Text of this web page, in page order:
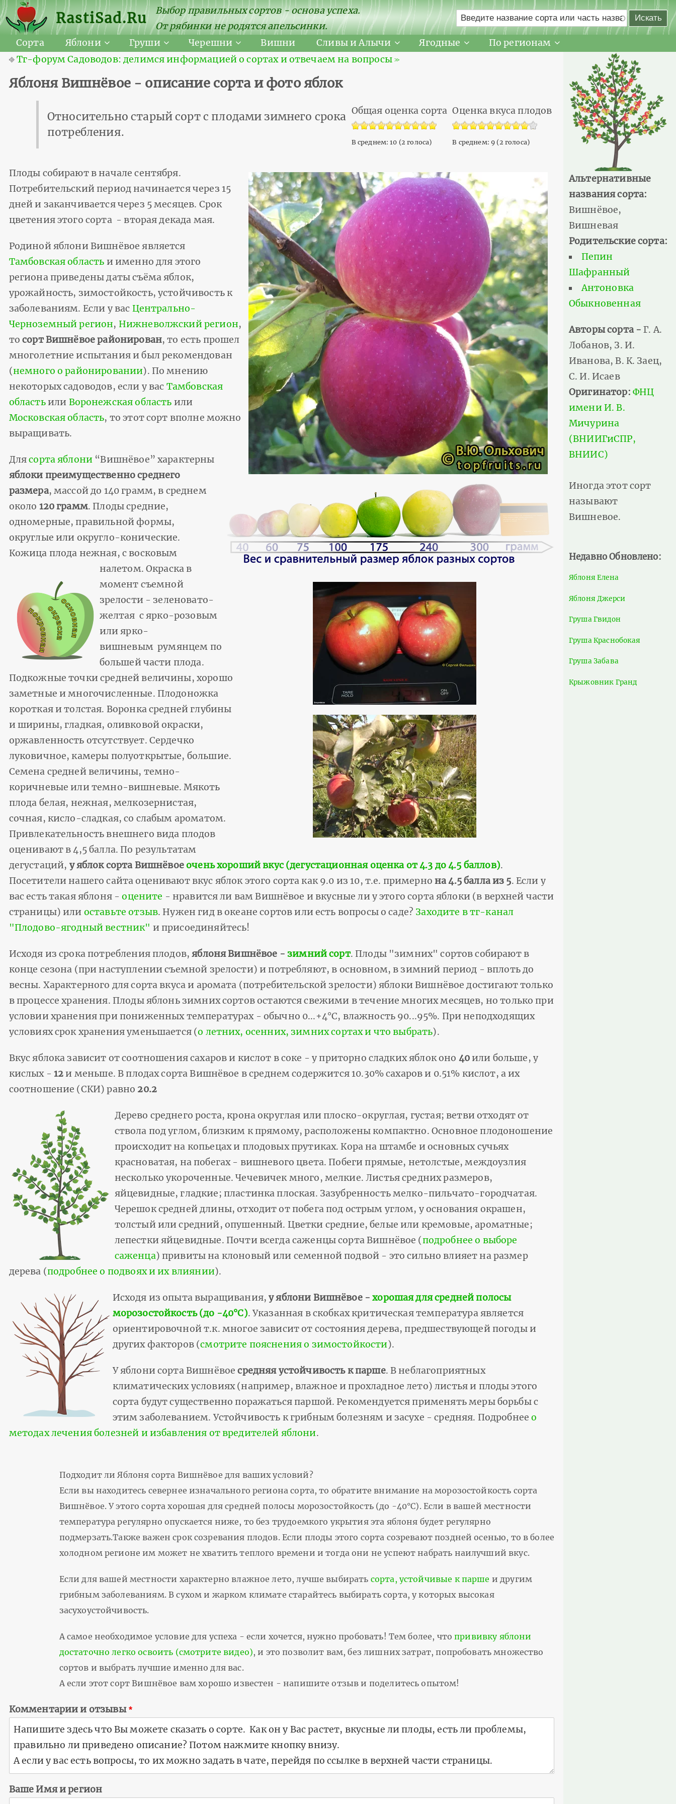
RastiSad.Ru
Выбор правильных сортов - основа успеха.
От рябинки не родятся апельсинки.
Сорта
Яблони Груши Черешни Вишни Сливы и Алычи Ягодные
По регионам
⎆Тг-форум Садоводов: делимся информацией о сортах и отвечаем на вопросы ≫
Яблоня Вишнёвое - описание сорта и фото яблок
Оценка вкуса плодов
В среднем: 9 (2 голоса)
Общая оценка сорта
В среднем:10 (2 голоса)
Относительно старый сорт с плодами зимнего срока
потребления.
Плоды собирают в начале сентября.
Потребительский период начинается через 15
дней и заканчивается через 5 месяцев. Срок
цветения этого сорта - вторая декада мая.
Родиной яблони Вишнёвое является
Тамбовская область и именно для этого
региона приведены даты съёма яблок,
урожайность, зимостойкость, устойчивость к
заболеваниям. Если у вас Центрально-
Черноземный регион, Нижневолжский регион,
тосорт Вишнёвое районирован, то есть прошел
многолетние испытания и был рекомендован
(немного о районировании). По мнению
некоторых садоводов, если у вас Тамбовская
областьили Воронежская область или
Московская область, то этот сорт вполне можно
выращивать.
Длясорта яблони “Вишнёвое” характерны
яблоки преимущественно среднего
размера, массой до 140 грамм, в среднем
около 120 грамм. Плоды средние,
одномерные, правильной формы,
округлые или округло-конические.
Кожица плода нежная, с восковым
налетом. Окраска в
момент съемной
зрелости - зеленовато-
желтая с ярко-розовым
или ярко-
вишневым румянцем по
большей части плода.
Подкожные точки средней величины, хорошо
заметные и многочисленные. Плодоножка
короткая и толстая. Воронка средней глубины
и ширины, гладкая, оливковой окраски,
оржавленность отсутствует. Сердечко
луковичное, камеры полуоткрытые, большие.
Семена средней величины, темно-
коричневые или темно-вишневые. Мякоть
плода белая, нежная, мелкозернистая,
сочная, кисло-сладкая, со слабым ароматом.
Привлекательность внешнего вида плодов
оценивают в 4,5 балла. По результатам
дегустаций, у яблок сорта Вишнёвоеочень хороший вкус (дегустационная оценка от 4.3 до 4.5 баллов).
Посетители нашего сайта оценивают вкус яблок этого сорта как 9.0 из 10, т.е. примерно на 4.5 балла из 5. Если у
вас есть такая яблоня -оцените - нравится ли вам Вишнёвое и вкусные ли у этого сорта яблоки (в верхней части
страницы) или оставьте отзыв. Нужен гид в океане сортов или есть вопросы о саде? Заходите в тг-канал
"Плодово-ягодный вестник" и присоединяйтесь!
Исходя из срока потребления плодов,яблоня Вишнёвое - зимний сорт. Плоды "зимних" сортов собирают в
конце сезона (при наступлении съемной зрелости) и потребляют, в основном, в зимний период - вплоть до
весны. Характерного для сорта вкуса и аромата (потребительской зрелости) яблоки Вишнёвое достигают только
в процессе хранения. Плоды яблонь зимних сортов остаются свежими в течение многих месяцев, но только при
условии хранения при пониженных температурах - обычно 0...+4°С, влажность 90...95%. При неподходящих
условиях срок хранения уменьшается (о летних, осенних, зимних сортах и что выбрать).
Вкус яблока зависит от соотношения сахаров и кислот в соке - у приторно сладких яблок оно 40или больше, у
кислых -12и меньше. В плодах сорта Вишнёвое в среднем содержится 10.30% сахаров и 0.51% кислот, а их
соотношение (СКИ) равно 20.2
Дерево среднего роста, крона округлая или плоско-округлая, густая; ветви отходят от
ствола под углом, близким к прямому, расположены компактно. Основное плодоношение
происходит на копьецах и плодовых прутиках. Кора на штамбе и основных сучьях
красноватая, на побегах - вишневого цвета. Побеги прямые, нетолстые, междоузлия
несколько укороченные. Чечевичек много, мелкие. Листья средних размеров,
яйцевидные, гладкие; пластинка плоская. Зазубренность мелко-пильчато-городчатая.
Черешок средней длины, отходит от побега под острым углом, у основания окрашен,
толстый или средний, опушенный. Цветки средние, белые или кремовые, ароматные;
лепестки яйцевидные. Почти всегда саженцы сорта Вишнёвое (подробнее о выборе
саженца) привиты на клоновый или семенной подвой - это сильно влияет на размер
дерева (подробнее о подвоях и их влиянии).
Исходя из опыта выращивания,у яблони Вишнёвое -хорошая для средней полосы
морозостойкость (до -40°С). Указанная в скобках критическая температура является
ориентировочной т.к. многое зависит от состояния дерева, предшествующей погоды и
других факторов (смотрите пояснения о зимостойкости).
У яблони сорта Вишнёвоесредняя устойчивость к парше. В неблагоприятных
климатических условиях (например, влажное и прохладное лето) листья и плоды этого
сорта будут существенно поражаться паршой. Рекомендуется применять меры борьбы с
этим заболеванием. Устойчивость к грибным болезням и засухе - средняя. Подробнеео
методах лечения болезней и избавления от вредителей яблони.
Подходит ли Яблоня сорта Вишнёвое для ваших условий?
Если вы находитесь севернее изначального региона сорта, то обратите внимание на морозостойкость сорта
Вишнёвое. У этого сорта хорошая для средней полосы морозостойкость (до -40°С). Если в вашей местности
температура регулярно опускается ниже, то без трудоемкого укрытия эта яблоня будет регулярно
подмерзать.Также важен срок созревания плодов. Если плоды этого сорта созревают поздней осенью, то в более
холодном регионе им может не хватить теплого времени и тогда они не успеют набрать наилучший вкус.
Если для вашей местности характерно влажное лето, лучше выбирать сорта, устойчивые к парше и другим
грибным заболеваниям. В сухом и жарком климате старайтесь выбирать сорта, у которых высокая
засухоустойчивость.
А самое необходимое условие для успеха - если хочется, нужно пробовать! Тем более, чтопрививку яблони
достаточно легко освоить (смотрите видео), и это позволит вам, без лишних затрат, попробовать множество
сортов и выбрать лучшие именно для вас.
А если этот сорт Вишнёвое вам хорошо известен - напишите отзыв и поделитесь опытом!
Комментарии и отзывы
Ваше Имя и регион
Альтернативные
названия сорта:
Вишнёвое,
Вишневая
Родительские сорта:
Пепин
Шафранный
Антоновка
Обыкновенная
Авторы сорта -Г. А.
Лобанов, З. И.
Иванова, В. К. Заец,
С. И. Исаев
Оригинатор: ФНЦ
имени И. В.
Мичурина
(ВНИИГиСПР,
ВНИИС)
Иногда этот сорт
называют
Вишневое.
Недавно Обновлено:
Яблоня Елена
Яблоня Джерси
Груша Гвидон
Груша Краснобокая
Груша Забава
Крыжовник Гранд